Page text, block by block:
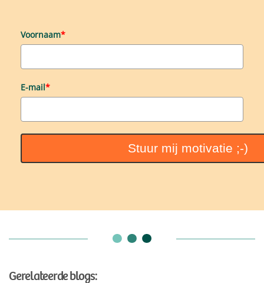
Voornaam*
E-mail*
Stuur mij motivatie ;-)
Gerelateerde blogs: